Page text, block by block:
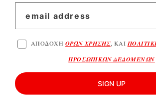
ΑΠΟΔΟΧΗ ΟΡΩΝ ΧΡΗΣΗΣ, ΚΑΙ
ΠΡΟΣΩΠΙΚΩΝ ΔΕΔΟΜΕΝΩΝ
SIGN UP